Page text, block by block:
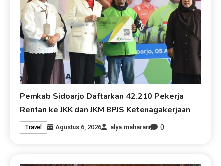
Pemkab Sidoarjo Daftarkan 42.210 Pekerja
Rentan ke JKK dan JKM BPJS Ketenagakerjaan
Travel Agustus 6, 2026 alya.maharani 0